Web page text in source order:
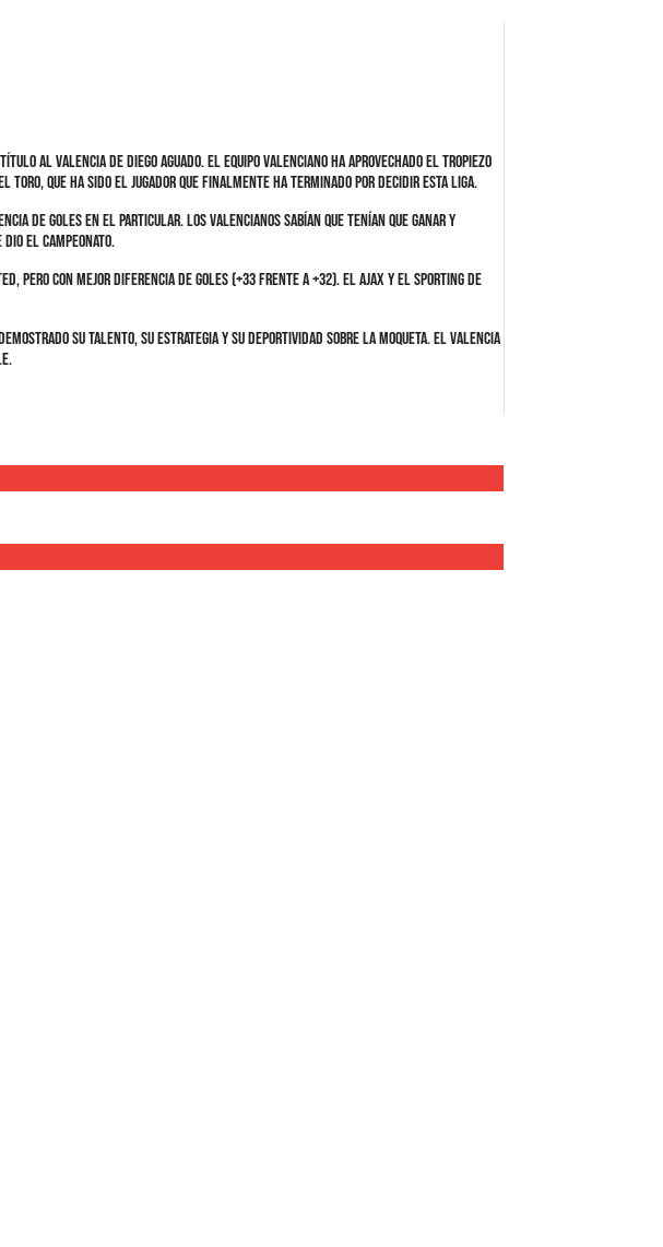
al Valencia de Diego Aguado. El equipo valenciano ha aprovechado el tropiezo
Toro, que ha sido el jugador que finalmente ha terminado por decidir esta liga.
de goles en el particular. Los valencianos sabían que tenían que ganar y
el campeonato.
pero con mejor diferencia de goles (+33 frente a +32). El Ajax y el Sporting de
su talento, su estrategia y su deportividad sobre la moqueta. El Valencia